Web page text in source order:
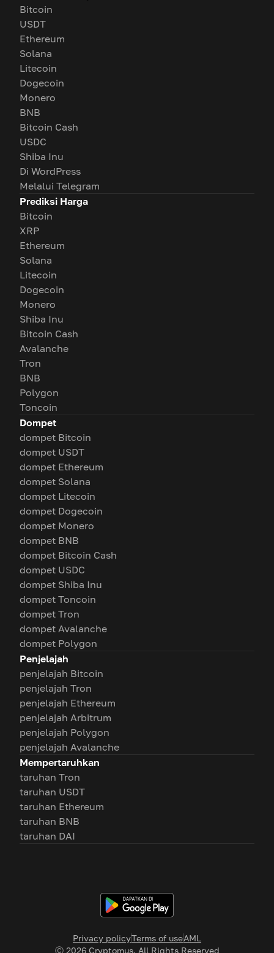
Privacy policyTerms of useAML
Ⓒ 2026Cryptomus. All Rights Reserved
Bitcoin
USDT
Ethereum
Solana
Litecoin
Dogecoin
Monero
BNB
Bitcoin Cash
USDC
Shiba Inu
Di WordPress
Melalui Telegram
Prediksi Harga
Bitcoin
XRP
Ethereum
Solana
Litecoin
Dogecoin
Monero
Shiba Inu
Bitcoin Cash
Avalanche
Tron
BNB
Polygon
Toncoin
Dompet
dompet Bitcoin
dompet USDT
dompet Ethereum
dompet Solana
dompet Litecoin
dompet Dogecoin
dompet Monero
dompet BNB
dompet Bitcoin Cash
dompet USDC
dompet Shiba Inu
dompet Toncoin
dompet Tron
dompet Avalanche
dompet Polygon
Penjelajah
penjelajah Bitcoin
penjelajah Tron
penjelajah Ethereum
penjelajah Arbitrum
penjelajah Polygon
penjelajah Avalanche
Mempertaruhkan
taruhan Tron
taruhan USDT
taruhan Ethereum
taruhan BNB
taruhan DAI